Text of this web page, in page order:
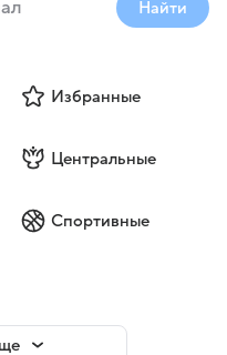
Найти
Избранные
Центральные
Спортивные